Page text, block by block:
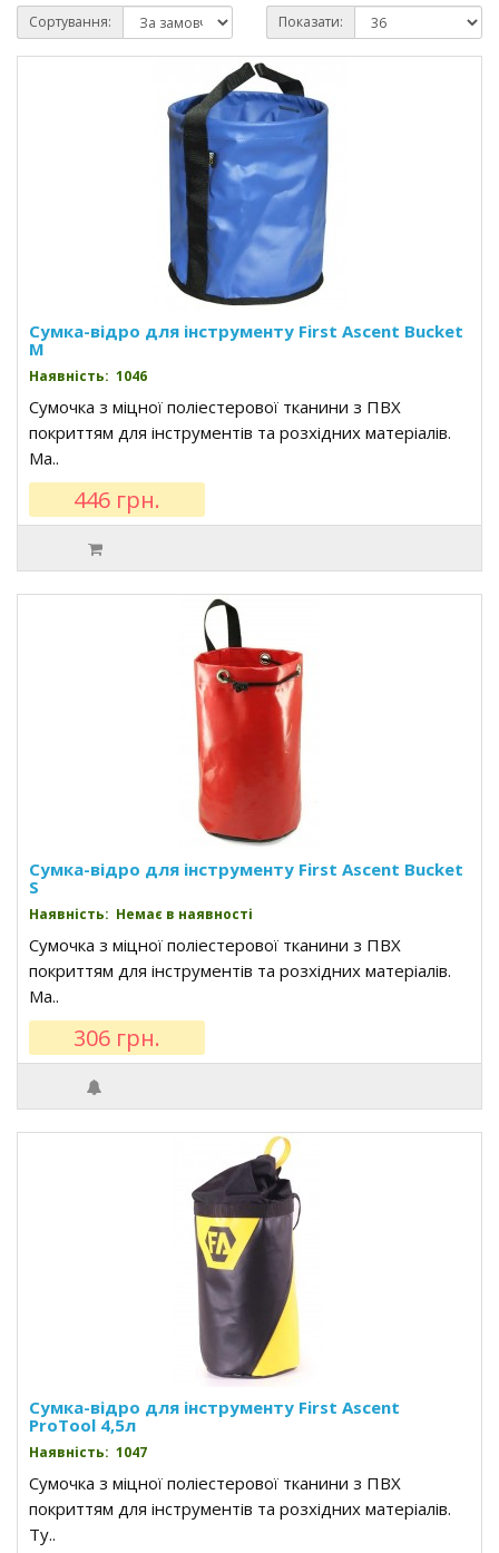
Сортування: Показати:
Cумка-відро для інструменту First Ascent Bucket
M
Наявність: 1046
Сумочка з міцної поліестерової тканини з ПВХ
покриттям для інструментів та розхідних матеріалів.
Ма..
446 грн.
Cумка-відро для інструменту First Ascent Bucket
S
Наявність: Немає в наявності
Сумочка з міцної поліестерової тканини з ПВХ
покриттям для інструментів та розхідних матеріалів.
Ма..
306 грн.
Cумка-відро для інструменту First Ascent
ProTool 4,5л
Наявність: 1047
Сумочка з міцної поліестерової тканини з ПВХ
покриттям для інструментів та розхідних матеріалів.
Ту..